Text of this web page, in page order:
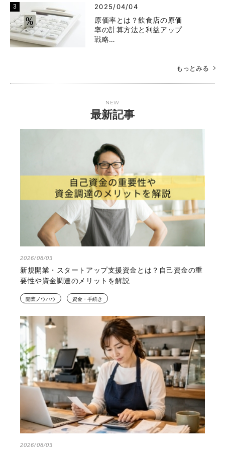
2025/04/04
原価率とは？飲食店の原価
率の計算方法と利益アップ
戦略…
もっとみる
NEW
最新記事
2026/08/03
新規開業・スタートアップ支援資金とは？自己資金の重
要性や資金調達のメリットを解説
開業ノウハウ 資金・手続き
2026/08/03